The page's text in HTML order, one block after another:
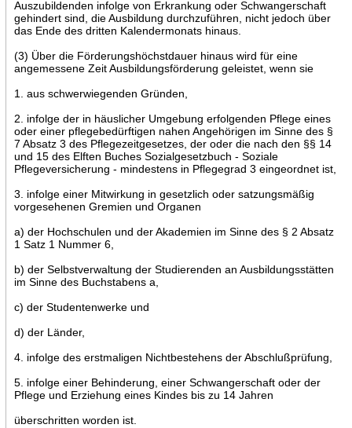
Auszubildenden infolge von Erkrankung oder Schwangerschaft
gehindert sind, die Ausbildung durchzuführen, nicht jedoch über
das Ende des dritten Kalendermonats hinaus.
(3) Über die Förderungshöchstdauer hinaus wird für eine
angemessene Zeit Ausbildungsförderung geleistet, wenn sie
1. aus schwerwiegenden Gründen,
2. infolge der in häuslicher Umgebung erfolgenden Pflege eines
oder einer pflegebedürftigen nahen Angehörigen im Sinne des §
7 Absatz 3 des Pflegezeitgesetzes, der oder die nach den §§ 14
und 15 des Elften Buches Sozialgesetzbuch - Soziale
Pflegeversicherung - mindestens in Pflegegrad 3 eingeordnet ist,
3. infolge einer Mitwirkung in gesetzlich oder satzungsmäßig
vorgesehenen Gremien und Organen
a) der Hochschulen und der Akademien im Sinne des § 2 Absatz
1 Satz 1 Nummer 6,
b) der Selbstverwaltung der Studierenden an Ausbildungsstätten
im Sinne des Buchstabens a,
c) der Studentenwerke und
d) der Länder,
4. infolge des erstmaligen Nichtbestehens der Abschlußprüfung,
5. infolge einer Behinderung, einer Schwangerschaft oder der
Pflege und Erziehung eines Kindes bis zu 14 Jahren
überschritten worden ist.